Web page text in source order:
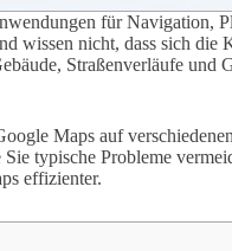
für Navigation,
wissen nicht, dass sich die
Straßenverläufe und
Maps auf
typische Probleme
effizienter.